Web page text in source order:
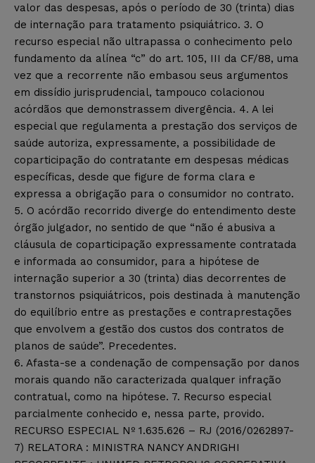
valor das despesas, após o período de 30 (trinta) dias
de internação para tratamento psiquiátrico. 3. O
recurso especial não ultrapassa o conhecimento pelo
fundamento da alínea “c” do art. 105, III da CF/88, uma
vez que a recorrente não embasou seus argumentos
em dissídio jurisprudencial, tampouco colacionou
acórdãos que demonstrassem divergência. 4. A lei
especial que regulamenta a prestação dos serviços de
saúde autoriza, expressamente, a possibilidade de
coparticipação do contratante em despesas médicas
específicas, desde que figure de forma clara e
expressa a obrigação para o consumidor no contrato.
5. O acórdão recorrido diverge do entendimento deste
órgão julgador, no sentido de que “não é abusiva a
cláusula de coparticipação expressamente contratada
e informada ao consumidor, para a hipótese de
internação superior a 30 (trinta) dias decorrentes de
transtornos psiquiátricos, pois destinada à manutenção
do equilíbrio entre as prestações e contraprestações
que envolvem a gestão dos custos dos contratos de
planos de saúde”. Precedentes.
6. Afasta-se a condenação de compensação por danos
morais quando não caracterizada qualquer infração
contratual, como na hipótese. 7. Recurso especial
parcialmente conhecido e, nessa parte, provido.
RECURSO ESPECIAL Nº 1.635.626 – RJ (2016/0262897-
7) RELATORA : MINISTRA NANCY ANDRIGHI